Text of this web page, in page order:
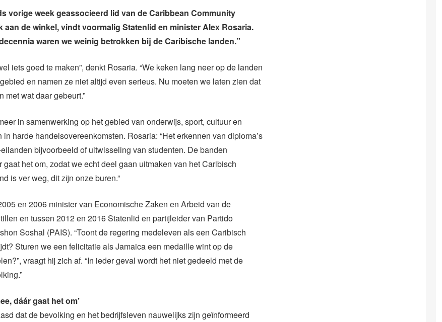
vorige week geassocieerd lid van de Caribbean Community
aan de winkel, vindt voormalig Statenlid en minister Alex Rosaria.
waren we weinig betrokken bij de Caribische landen.”
iets goed te maken”, denkt Rosaria. “We keken lang neer op de landen
en namen ze niet altijd even serieus. Nu moeten we laten zien dat
met wat daar gebeurt.”
in samenwerking op het gebied van onderwijs, sport, cultuur en
harde handelsovereenkomsten. Rosaria: “Het erkennen van diploma’s
bijvoorbeeld of uitwisseling van studenten. De banden
gaat het om, zodat we echt deel gaan uitmaken van het Caribisch
is ver weg, dit zijn onze buren.”
en 2006 minister van Economische Zaken en Arbeid van de
en tussen 2012 en 2016 Statenlid en partijleider van Partido
Soshal (PAIS). “Toont de regering medeleven als een Caribisch
Sturen we een felicitatie als Jamaica een medaille wint op de
vraagt hij zich af. “In ieder geval wordt het niet gedeeld met de
dáár gaat het om’
dat de bevolking en het bedrijfsleven nauwelijks zijn geïnformeerd